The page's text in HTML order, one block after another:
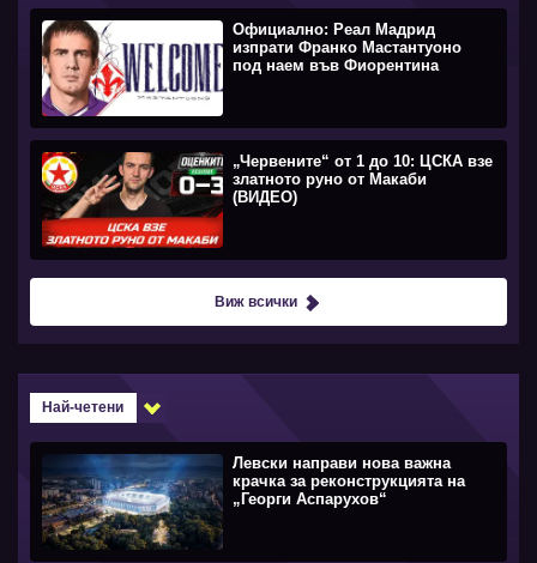
Официално: Реал Мадрид
изпрати Франко Мастантуоно
под наем във Фиорентина
„Червените“ от 1 до 10: ЦСКА взе
златното руно от Макаби
(ВИДЕО)
Виж всички
Най-четени
Левски направи нова важна
крачка за реконструкцията на
„Георги Аспарухов“